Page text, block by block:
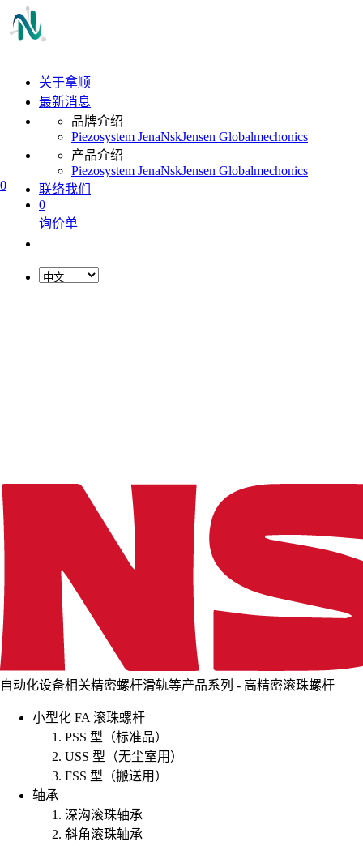
0
关于拿顺
最新消息
品牌介绍
Piezosystem JenaNskJensen Globalmechonics
产品介绍
Piezosystem JenaNskJensen Globalmechonics
联络我们
0
询价单
自动化设备相关精密螺杆滑轨等产品系列 - 高精密滚珠螺杆
小型化 FA 滚珠螺杆
PSS 型（标准品）
USS 型（无尘室用）
FSS 型（搬送用）
轴承
深沟滚珠轴承
斜角滚珠轴承